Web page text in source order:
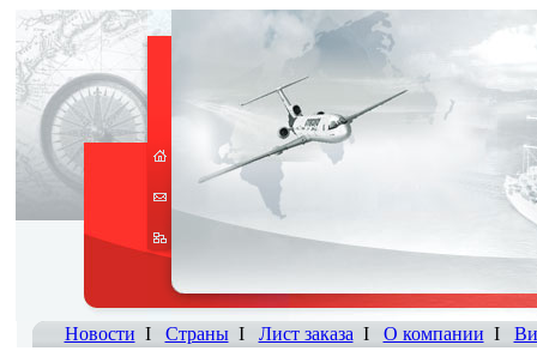
Новости I СтраныI Лист заказа I О компании I